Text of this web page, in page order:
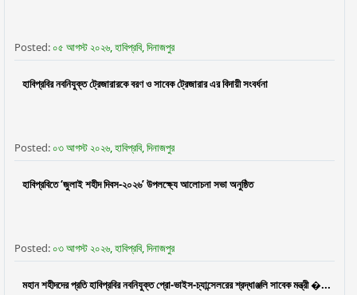
Posted: ০৫ আগস্ট ২০২৬, হাবিপ্রবি, দিনাজপুর
হাবিপ্রবির নবনিযুক্ত ট্রেজারারকে বরণ ও সাবেক ট্রেজারার এর বিদায়ী সংবর্ধনা
Posted: ০৩ আগস্ট ২০২৬, হাবিপ্রবি, দিনাজপুর
হাবিপ্রবিতে ‘জুলাই শহীদ দিবস-২০২৬’ উপলক্ষ্যে আলোচনা সভা অনুষ্ঠিত
Posted: ০৩ আগস্ট ২০২৬, হাবিপ্রবি, দিনাজপুর
মহান শহীদদের প্রতি হাবিপ্রবির নবনিযুক্ত প্রো-ভাইস-চ্যান্সেলরের শ্রদ্ধাঞ্জলি সাবেক মন্ত্রী �...